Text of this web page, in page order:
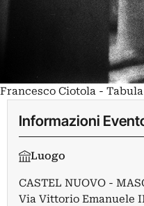
Francesco Ciotola - Tabula
Informazioni
Luogo
CASTEL NUOVO -
Via Vittorio Emanuele